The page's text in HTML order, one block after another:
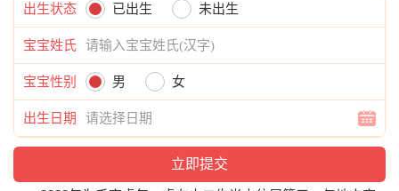
出生状态 已出生 未出生
宝宝姓氏
宝宝性别 男 女
出生日期